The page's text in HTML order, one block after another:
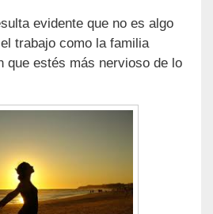
evidente que no es algo
trabajo como la familia
que estés más nervioso de lo